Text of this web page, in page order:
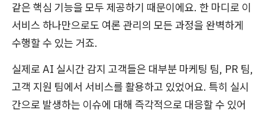
같은 핵심 기능을 모두 제공하기 때문이에요. 한 마디로 이
서비스 하나만으로도 여론 관리의 모든 과정을 완벽하게
수행할 수 있는 거죠.
실제로 AI 실시간 감지 고객들은 대부분 마케팅 팀, PR 팀,
고객 지원 팀에서 서비스를 활용하고 있었어요. 특히 실시
간으로 발생하는 이슈에 대해 즉각적으로 대응할 수 있어